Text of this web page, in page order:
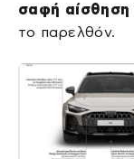
σαφή αίσθηση
το παρελθόν.